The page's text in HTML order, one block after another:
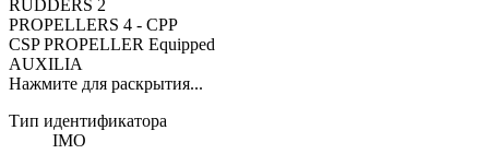
RUDDERS 2
PROPELLERS 4 - CPP
CSP PROPELLER Equipped
AUXILIA
Нажмите для раскрытия...
Тип идентификатора
IMO